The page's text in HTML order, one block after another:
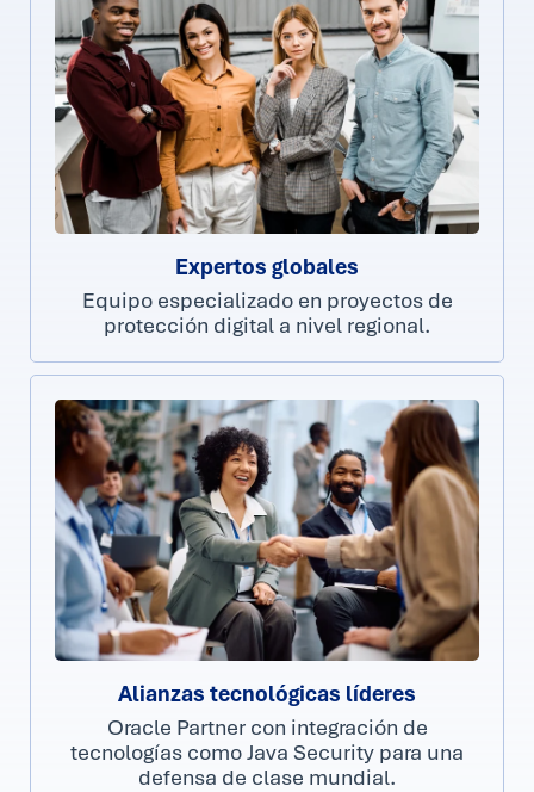
Expertos globales
Equipo especializado en proyectos de
protección digital a nivel regional.
Alianzas tecnológicas líderes
Oracle Partner con integración de
tecnologías como Java Security para una
defensa de clase mundial.